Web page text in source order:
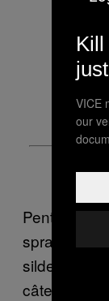
Pentru
sprayul
sildenafilul
câteodată
VICE
our